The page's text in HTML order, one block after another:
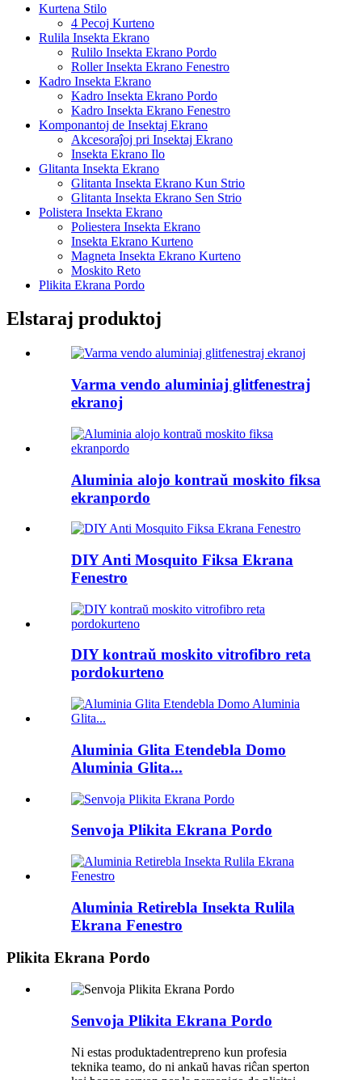
Kurtena Stilo
4 Pecoj Kurteno
Rulila Insekta Ekrano
Rulilo Insekta Ekrano Pordo
Roller Insekta Ekrano Fenestro
Kadro Insekta Ekrano
Kadro Insekta Ekrano Pordo
Kadro Insekta Ekrano Fenestro
Komponantoj de Insektaj Ekrano
Akcesoraĵoj pri Insektaj Ekrano
Insekta Ekrano Ilo
Glitanta Insekta Ekrano
Glitanta Insekta Ekrano Kun Strio
Glitanta Insekta Ekrano Sen Strio
Polistera Insekta Ekrano
Poliestera Insekta Ekrano
Insekta Ekrano Kurteno
Magneta Insekta Ekrano Kurteno
Moskito Reto
Plikita Ekrana Pordo
Elstaraj produktoj
Varma vendo aluminiaj glitfenestraj
ekranoj
Aluminia alojo kontraŭ moskito fiksa
ekranpordo
DIY Anti Mosquito Fiksa Ekrana
Fenestro
DIY kontraŭ moskito vitrofibro reta
pordokurteno
Aluminia Glita Etendebla Domo
Aluminia Glita...
Senvoja Plikita Ekrana Pordo
Aluminia Retirebla Insekta Rulila
Ekrana Fenestro
Plikita Ekrana Pordo
Senvoja Plikita Ekrana Pordo
Ni estas produktadentrepreno kun profesia
teknika teamo, do ni ankaŭ havas riĉan sperton